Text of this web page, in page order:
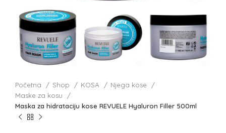
Početna Shop KOSA
Njega kose
Maske za kosu
Maska za hidrataciju kose REVUELE Hyaluron Filler 500ml